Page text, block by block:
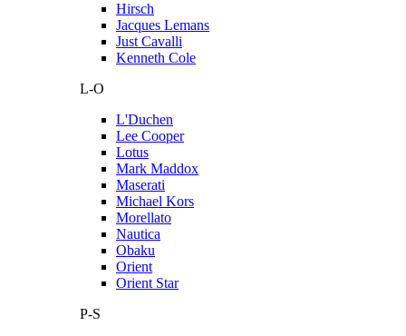
Hirsch
Jacques Lemans
Just Cavalli
Kenneth Cole
L-O
L'Duchen
Lee Cooper
Lotus
Mark Maddox
Maserati
Michael Kors
Morellato
Nautica
Obaku
Orient
Orient Star
P-S